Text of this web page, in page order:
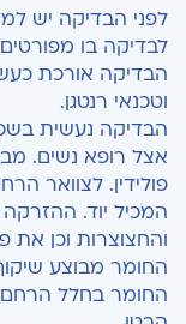
לפני הבדיקה יש
לבדיקה בו
הבדיקה אורכת
וטכנאי רנטגן.
הבדיקה נעשית
אצל רופא נשים.
פולידין. לצוואר
המכיל יוד.
והחצוצרות וכן
החומר מבוצע
החומר בחלל